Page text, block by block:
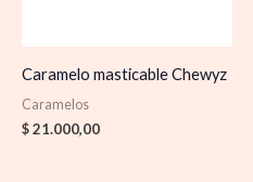
Caramelo masticable Chewyz
Caramelos
$21.000,00